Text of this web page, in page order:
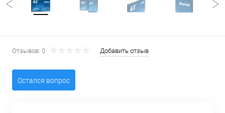
Отзывов: 0 Добавить отзыв
Остался вопрос